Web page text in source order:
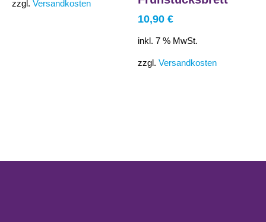
zzgl. Versandkosten
10,90€
inkl. 7 % MwSt.
zzgl.Versandkosten